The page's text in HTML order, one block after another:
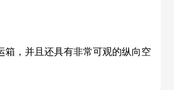
，并且还具有非常可观的纵向空